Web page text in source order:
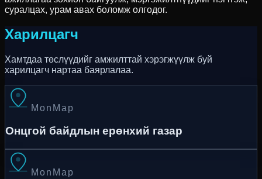
суралцах, урам авах боломж олгодог.
Харилцагч
Хамтдаа төслүүдийг амжилттай хэрэгжүүлж буй
харилцагч нартаа баярлалаа.
MonMap
Онцгой байдлын ерөнхий газар
MonMap